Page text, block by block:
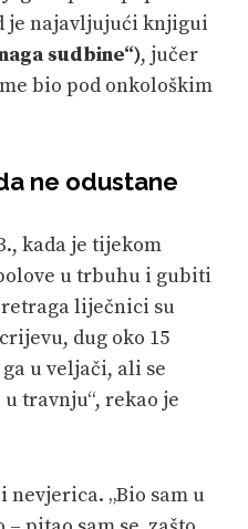
je najavljujući knjigui
sudbine“), jučer
bio pod onkološkim
ne odustane
kada je tijekom
u trbuhu i gubiti
liječnici su
dug oko 15
u veljači, ali se
travnju“, rekao je
nevjerica. „Bio sam u